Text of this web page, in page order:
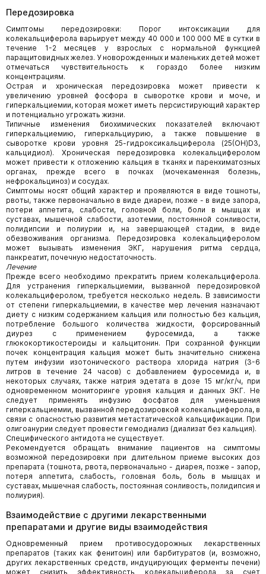
Передозировка
Симптомы передозировки: Порог интоксикации для
колекальциферола варьирует между 40 000 и 100 000 МЕ в сутки в
течение 1-2 месяцев у взрослых с нормальной функцией
паращитовидных желез. У новорожденных и маленьких детей может
отмечаться чувствительность к гораздо более низким
концентрациям.
Острая и хроническая передозировка может привести к
увеличению уровней фосфора в сыворотке крови и моче, и
гиперкальциемии, которая может иметь персистирующий характер
и потенциально угрожать жизни.
Типичные изменения биохимических показателей включают
гиперкальциемию, гиперкальциурию, а также повышение в
сыворотке крови уровня 25-гидроксикальциферола (25(OH)D3,
кальцидиол). Хроническая передозировка колекальциферолом
может привести к отложению кальция в тканях и паренхиматозных
органах, прежде всего в почках (мочекаменная болезнь,
нефрокальциноз) и сосудах.
Симптомы носят общий характер и проявляются в виде тошноты,
рвоты, также первоначально в виде диареи, позже - в виде запора,
потери аппетита, слабости, головной боли, боли в мышцах и
суставах, мышечной слабости, азотемии, постоянной сонливости,
полидипсии и полиурии и, на завершающей стадии, в виде
обезвоживания организма. Передозировка колекальциферолом
может вызывать изменения ЭКГ, нарушения ритма сердца,
панкреатит, почечную недостаточность.
Лечение
Прежде всего необходимо прекратить прием колекальциферола.
Для устранения гиперкальциемии, вызванной передозировкой
колекальциферолом, требуется несколько недель. В зависимости
от степени гиперкальциемии, в качестве мер лечения назначают
диету с низким содержанием кальция или полностью без кальция,
потребление большого количества жидкости, форсированный
диурез с применением фуросемида, а также
глюкокортикостероиды и кальцитонин. При сохранной функции
почек концентрация кальция может быть значительно снижена
путем инфузии изотонического раствора хлорида натрия (3-6
литров в течение 24 часов) с добавлением фуросемида и, в
некоторых случаях, также натрия эдетата в дозе 15 мг/кг/ч, при
одновременном мониторинге уровня кальция и данных ЭКГ. Не
следует применять инфузию фосфатов для уменьшения
гиперкальциемии, вызванной передозировкой колекальциферола, в
связи с опасностью развития метастатической кальцификации. При
олигоанурии следует провести гемодиализ (диализат без кальция).
Специфического антидота не существует.
Рекомендуется обращать внимание пациентов на симптомы
возможной передозировки при длительном приеме высоких доз
препарата (тошнота, рвота, первоначально - диарея, позже - запор,
потеря аппетита, слабость, головная боль, боль в мышцах и
суставах, мышечная слабость, постоянная сонливость, полидипсия и
полиурия).
Взаимодействие с другими лекарственными
препаратами и другие виды взаимодействия
Одновременный прием противосудорожных лекарственных
препаратов (таких как фенитоин) или барбитуратов (и, возможно,
других лекарственных средств, индуцирующих ферменты печени)
может снизить эффективность колекальциферола за счет